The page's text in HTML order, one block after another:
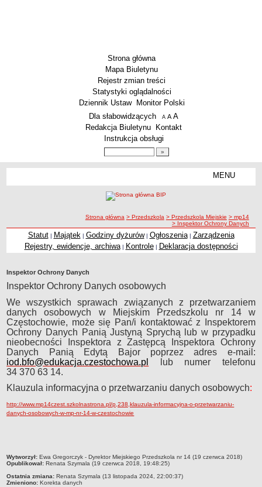
Strona główna
Mapa Biuletynu
Rejestr zmian treści
Statystyki oglądalności
Dziennik Ustaw
Monitor Polski
Menu dodatkowe
Dla słabowidzących A pomniejsz czcionkę
A standardowy rozmiar czcionki
A
Redakcja Biuletynu
Kontakt
Instrukcja obsługi
MENU
Zespoły Szkół
Techniczne Zakłady Naukowe
Przedszkola Miejskie
ARCHIWUM SZKÓŁ I PLACÓWEK
Zlikwidowane gimnazja
Przekształcone szkoły i placówki
Wielofunkcyjna Placówka
SPECJALNE OŚRODKI SZKOLNO-WYCHOWAWCZE
Specjalny Ośrodek nr 1
Specjalny Ośrodek nr 5
BURSA MIEJSKA
Statut
Ogłoszenie
Zarządzenia
ścieżka nawigacji
Strona główna > Przedszkola > Przedszkola Miejskie > mp14
> Inspektor Ochrony Danych
Statut| Majątek | Godziny dyżurów| Ogłoszenia| Zarządzenia
Rejestry, ewidencje, archiwa| Kontrole| Deklaracja dostępności
Inspektor Ochrony Danych
Inspektor Ochrony Danych osobowych
We wszystkich sprawach związanych z przetwarzaniem
danych osobowych w Miejskim Przedszkolu nr 14 w
Częstochowie, może się Pan/i kontaktować z Inspektorem
Ochrony Danych Panią Justyną Sprychą lub w przypadku
nieobecności Inspektora z Zastępcą Inspektora Ochrony
Danych Panią Edytą Bajor poprzez adres e-mail:
iod.bfo@edukacja.czestochowa.pl
lub numer telefonu
34 370 63 14.
Klauzula informacyjna o przetwarzaniu danych osobowych:
http://www.mp14czest.szkolnastrona.pl/p,238,klauzula-informacyjna-o-przetwarzaniu-
danych-osobowych-w-mp-nr-14-w-czestochowie
metryczka
Wytworzył: Ewa Gregorczyk - Dyrektor Miejskiego Przedszkola nr 14 (19 czerwca 2018)
Opublikował: Renata Szymala (19 czerwca 2018, 19:48:25)
Ostatnia zmiana: Renata Szymala (13 listopada 2024, 22:00:37)
Zmieniono: Korekta danych